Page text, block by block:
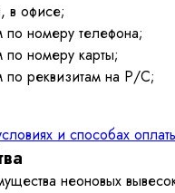
в офисе;
номеру телефона;
номеру карты;
по реквизитам на Р/С;
и способах
неоновых